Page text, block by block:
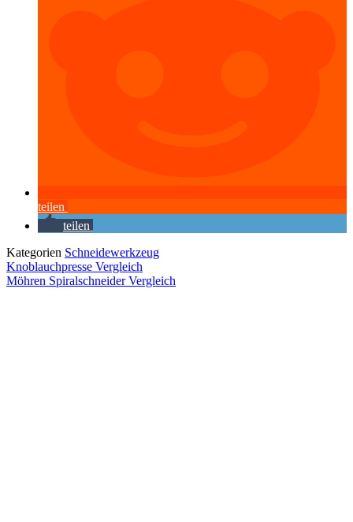
teilen
teilen
Kategorien Schneidewerkzeug
Knoblauchpresse Vergleich
Möhren Spiralschneider Vergleich